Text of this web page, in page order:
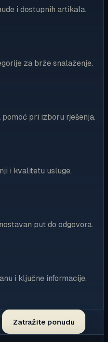
i dostupnih artikala.
za brže snalaženje.
pri izboru rješenja.
i kvalitetu usluge.
put do odgovora.
i ključne informacije.
Zatražite ponudu